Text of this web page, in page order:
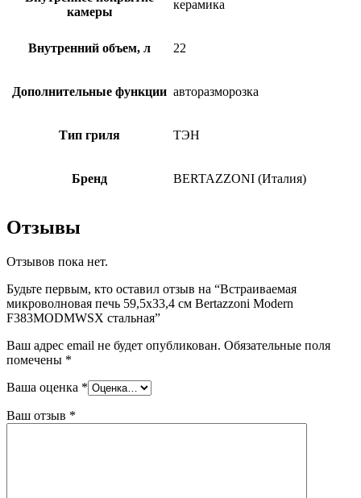
камеры
керамика
Внутренний объем, л 22
Дополнительные функции авторазморозка
Тип гриля ТЭН
Бренд BERTAZZONI (Италия)
Отзывы
Отзывов пока нет.
Будьте первым, кто оставил отзыв на “Встраиваемая
микроволновая печь 59,5х33,4 см Bertazzoni Modern
F383MODMWSX стальная”
Ваш адрес email не будет опубликован. Обязательные поля
помечены *
Ваша оценка *
Ваш отзыв *